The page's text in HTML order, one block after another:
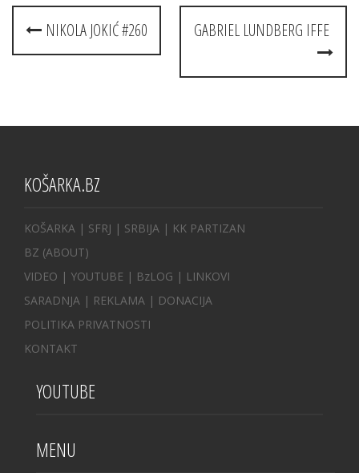
Post
navigation
NIKOLA JOKIĆ #260 GABRIEL LUNDBERG IFFE
KOŠARKA.BZ
KOŠARKA | SFRJ | SRBIJA | KK PARTIZAN
BZ (ABOUT)
VIDEO | YOUTUBE | BzLOG | LINKOVI
SARADNJA | REKLAMA | DONACIJA
POLITIKA PRIVATNOSTI
KONTAKT
YOUTUBE
MENU